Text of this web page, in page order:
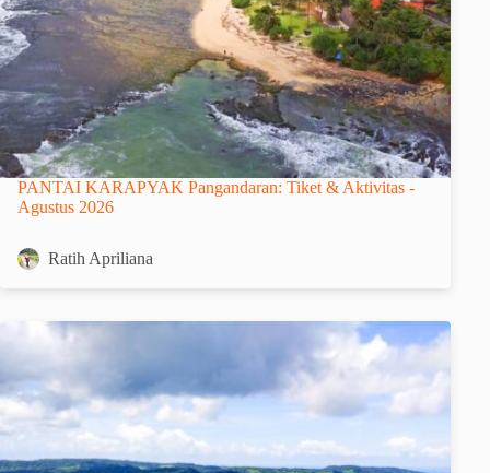
PANTAI KARAPYAK Pangandaran: Tiket & Aktivitas -
Agustus 2026
Ratih Apriliana